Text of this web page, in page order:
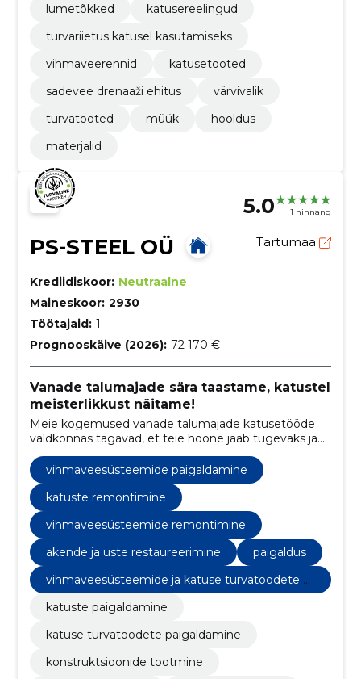
lumetõkked
katusereelingud
turvariietus katusel kasutamiseks
vihmaveerennid
katusetooted
sadevee drenaaži ehitus
värvivalik
turvatooted
müük
hooldus
materjalid
5.0 1 hinnang
PS-STEEL OÜ Tartumaa
Krediidiskoor: Neutraalne
Maineskoor: 2930
Töötajaid: 1
Prognooskäive (2026): 72 170 €
Vanade talumajade sära taastame, katustel
meisterlikkust näitame!
Meie kogemused vanade talumajade katusetööde
valdkonnas tagavad, et teie hoone jääb tugevaks ja
vihmaveesüsteemide paigaldamine
katuste remontimine
vihmaveesüsteemide remontimine
akende ja uste restaureerimine
paigaldus
vihmaveesüsteemide ja katuse turvatoodete p
aigaldus
katuste paigaldamine
katuse turvatoodete paigaldamine
konstruktsioonide tootmine